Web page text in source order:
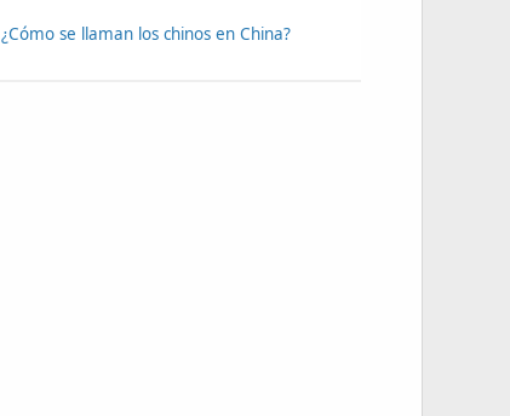
¿Cómo se llaman los chinos en China?